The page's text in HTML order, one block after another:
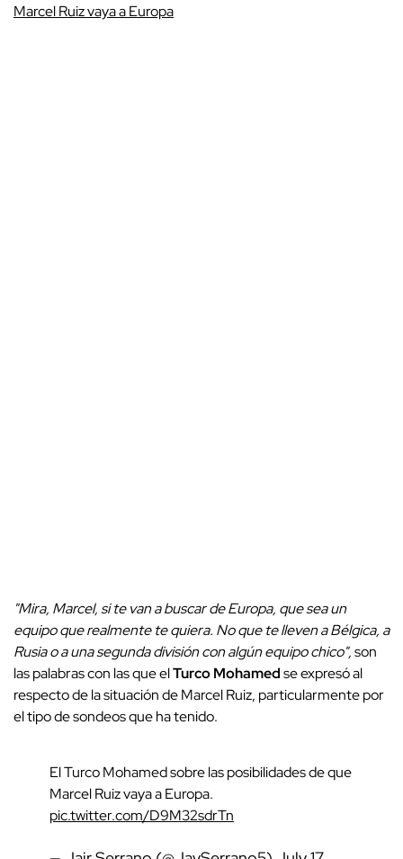
Marcel Ruiz vaya a Europa
"Mira, Marcel, si te van a buscar de Europa, que sea un
equipo que realmente te quiera. No que te lleven a Bélgica, a
Rusia o a una segunda división con algún equipo chico",son
las palabras con las que elTurco Mohamedse expresó al
respecto de la situación de Marcel Ruiz, particularmente por
el tipo de sondeos que ha tenido.
El Turco Mohamed sobre las posibilidades de que
Marcel Ruiz vaya a Europa.
pic.twitter.com/D9M32sdrTn